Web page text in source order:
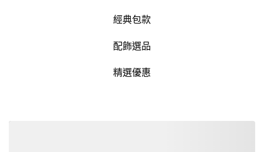
經典包款
配飾選品
精選優惠